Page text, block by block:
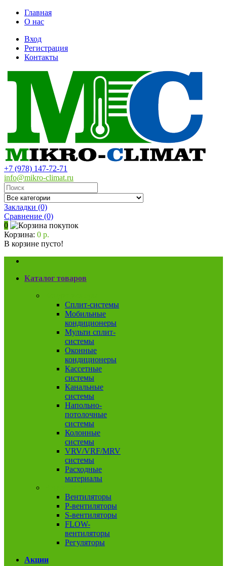
Главная
О нас
Вход
Регистрация
Контакты
+7 (978) 147-72-71
info@mikro-climat.ru
Закладки (0)
Сравнение (0)
0
Корзина: 0 р.
В корзине пусто!
Каталог товаров
Сплит-системы
Мобильные
кондиционеры
Мульти сплит-
системы
Оконные
кондиционеры
Кассетные
системы
Канальные
системы
Напольно-
потолочные
системы
Колонные
системы
VRV/VRF/MRV
системы
Расходные
материалы
Вентиляторы
P-вентиляторы
S-вентиляторы
FLOW-
вентиляторы
Регуляторы
Акции